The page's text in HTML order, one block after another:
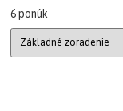
6 ponúk